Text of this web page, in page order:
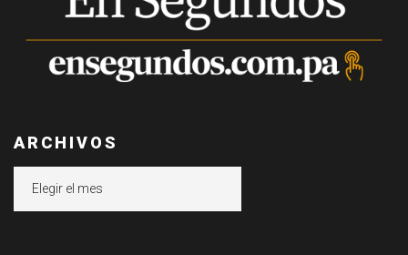
ARCHIVOS